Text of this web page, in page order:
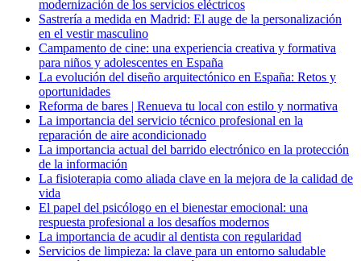
modernización de los servicios eléctricos
Sastrería a medida en Madrid: El auge de la personalización
en el vestir masculino
Campamento de cine: una experiencia creativa y formativa
para niños y adolescentes en España
La evolución del diseño arquitectónico en España: Retos y
oportunidades
Reforma de bares | Renueva tu local con estilo y normativa
La importancia del servicio técnico profesional en la
reparación de aire acondicionado
La importancia actual del barrido electrónico en la protección
de la información
La fisioterapia como aliada clave en la mejora de la calidad de
vida
El papel del psicólogo en el bienestar emocional: una
respuesta profesional a los desafíos modernos
La importancia de acudir al dentista con regularidad
Servicios de limpieza: la clave para un entorno saludable